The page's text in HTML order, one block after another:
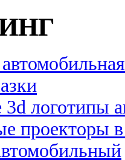
логотипы
проекторы